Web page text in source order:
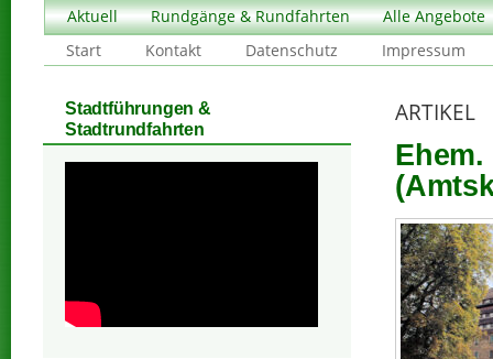
Aktuell Rundgänge & Rundfahrten
Alle Angebote
Start
Kontakt Datenschutz Impressum
ARTIKEL
Stadtführungen &
Stadtrundfahrten